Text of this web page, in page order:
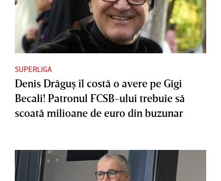
SUPERLIGA
Denis Drăguş îl costă o avere pe Gigi
Becali! Patronul FCSB-ului trebuie să
scoată milioane de euro din buzunar